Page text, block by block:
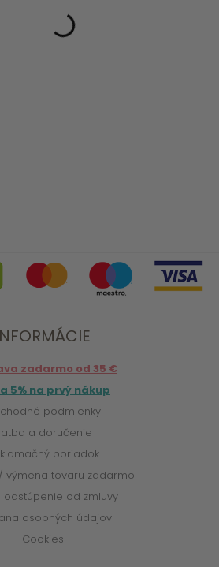
zadarmo od 35 €
5% na prvý nákup
podmienky
a doručenie
poriadok
výmena tovaru zadarmo
odstúpenie od zmluvy
osobných údajov
Cookies